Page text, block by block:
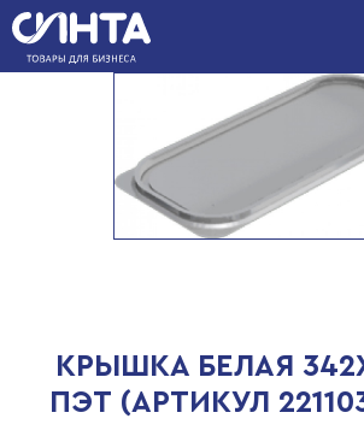
КРЫШКА БЕЛАЯ
ПЭТ (АРТИКУЛ